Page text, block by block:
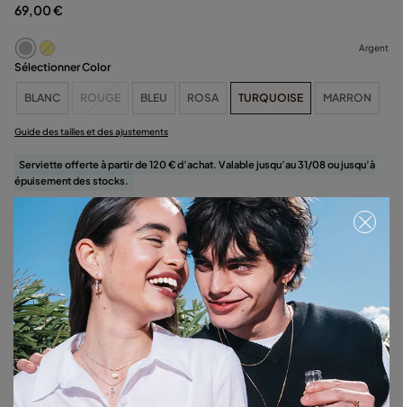
69,00 €
Argent
Sélectionner Color
BLANC ROUGE BLEU ROSA TURQUOISE MARRON
Guide des tailles et des ajustements
Serviette offerte à partir de 120 € d’achat. Valable jusqu’au 31/08 ou jusqu’à
épuisement des stocks.
Sélectionnez la taille
Détails du produit
Retours et livraisons
Guide des tailles et des ajustements
Explorez d'autres catégories Bracelets